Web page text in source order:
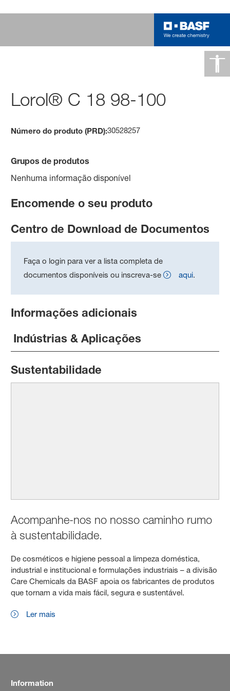
Lorol® C 18 98-100
Número do produto (PRD):30528257
Grupos de produtos
Nenhuma informação disponível
Encomende o seu produto
Centro de Download de Documentos
Faça o login para ver a lista completa de
documentos disponíveis ou inscreva-se
aqui.
Informações adicionais
Indústrias & Aplicações
Sustentabilidade
Acompanhe-nos no nosso caminho rumo
à sustentabilidade.
De cosméticos e higiene pessoal a limpeza doméstica,
industrial e institucional e formulações industriais – a divisão
Care Chemicals da BASF apoia os fabricantes de produtos
que tornam a vida mais fácil, segura e sustentável.
Ler mais
Information